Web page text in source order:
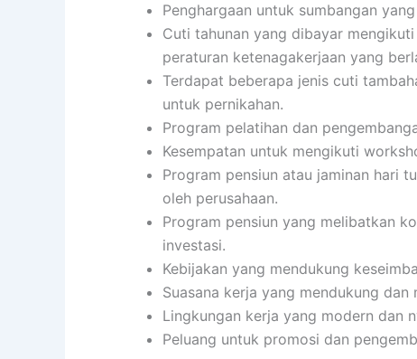
Penghargaan untuk sumbangan
Cuti tahunan yang dibayar
peraturan ketenagakerjaan yang
Terdapat beberapa jenis cuti
untuk pernikahan.
Program pelatihan dan
Kesempatan untuk mengikuti
Program pensiun atau jaminan hari
oleh perusahaan.
Program pensiun yang melibatkan
investasi.
Kebijakan yang mendukung
Suasana kerja yang mendukung
Lingkungan kerja yang modern dan
Peluang untuk promosi dan